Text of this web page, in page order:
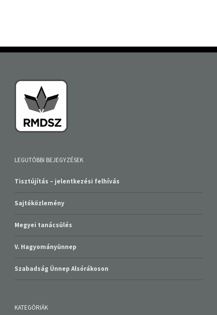
LEGUTÓBBI BEJEGYZÉSEK
Tisztújítás – jelentkezési felhívás
Sajtóközlemény
Megyei tanácsülés
V. Hagyományünnep
Szabadság Ünnep Alsórákoson
KATEGÓRIÁK